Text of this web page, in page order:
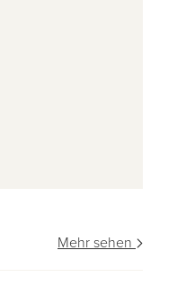
Mehr sehen